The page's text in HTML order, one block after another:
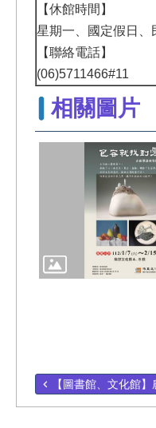
【休館時間】
星期一、國定假日、
【聯絡電話】
(06)5711466#11
相關圖片
【圖書館、文化館】